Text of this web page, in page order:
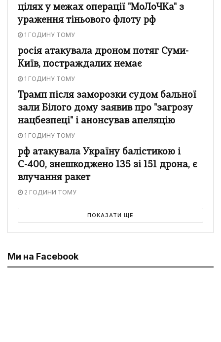
цілях у межах операції "МоЛоЧКа" з
ураження тіньового флоту рф
1 ГОДИНУ ТОМУ
росія атакувала дроном потяг Суми-
Київ, постраждалих немає
1 ГОДИНУ ТОМУ
Трамп після заморозки судом бальної
зали Білого дому заявив про "загрозу
нацбезпеці" і анонсував апеляцію
1 ГОДИНУ ТОМУ
рф атакувала Україну балістикою і
С-400, знешкоджено 135 зі 151 дрона, є
влучання ракет
2 ГОДИНИ ТОМУ
ПОКАЗАТИ ЩЕ
Ми на Facebook